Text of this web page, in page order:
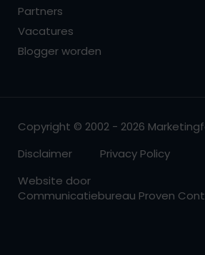
Partners
Vacatures
Blogger worden
Copyright © 2002 - 2026
Disclaimer
Privacy Policy
Website door
Communicatiebureau Proven